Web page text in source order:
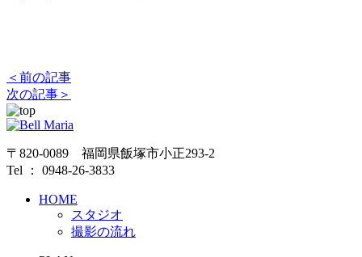
＜前の記事
次の記事＞
〒820-0089 福岡県飯塚市小正293-2
Tel ： 0948-26-3833
HOME
スタジオ
撮影の流れ